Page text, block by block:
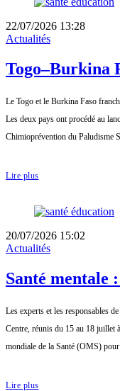
22/07/2026 13:28
Actualités
Togo–Burkina
contre le
Le Togo et le Burkina Faso
Les deux pays ont procédé au
Chimioprévention du Paludisme
Lire plus
20/07/2026 15:02
Actualités
Santé mentale
accélérer les
Les experts et les responsables
Centre, réunis du 15 au 18 juillet
mondiale de la Santé (OMS)
Lire plus